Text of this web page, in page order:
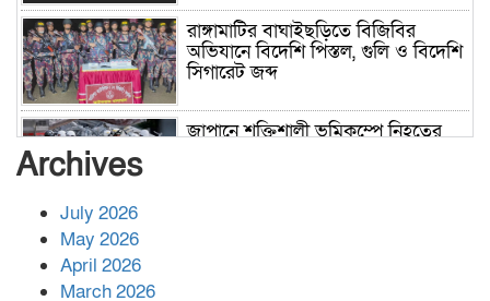
রাঙ্গামাটির বাঘাইছড়িতে বিজিবির
অভিযানে বিদেশি পিস্তল, গুলি ও বিদেশি
সিগারেট জব্দ
জাপানে শক্তিশালী ভূমিকম্পে নিহতের
Archives
July 2026
May 2026
April 2026
March 2026